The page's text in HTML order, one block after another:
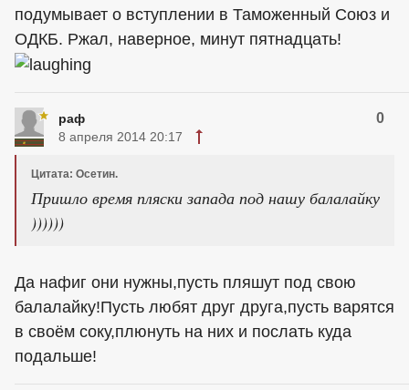
подумывает о вступлении в Таможенный Союз и
ОДКБ. Ржал, наверное, минут пятнадцать!
раф 0
8 апреля 2014 20:17
Цитата: Осетин.
Пришло время пляски запада под нашу балалайку
))))))
Да нафиг они нужны,пусть пляшут под свою
балалайку!Пусть любят друг друга,пусть варятся
в своём соку,плюнуть на них и послать куда
подальше!